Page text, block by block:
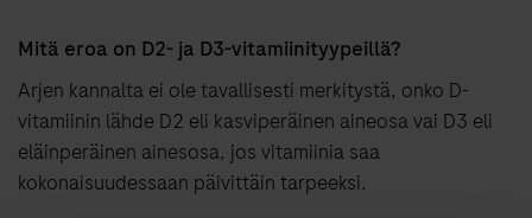
Mitä eroa on D2- ja D3-vitamiinityypeillä?
Arjen kannalta ei ole tavallisesti merkitystä, onko D-
vitamiinin lähde D2 eli kasviperäinen aineosa vai D3 eli
eläinperäinen ainesosa, jos vitamiinia saa
kokonaisuudessaan päivittäin tarpeeksi.